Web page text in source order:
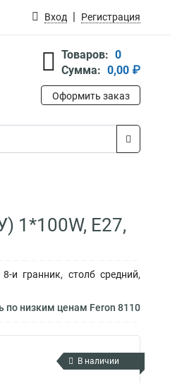
Вход Регистрация
Товаров: 0
Сумма: 0,00 ₽
Оформить заказ
1*100W, E27,
и гранник, столб средний,
по низким ценам Feron 8110
В наличии